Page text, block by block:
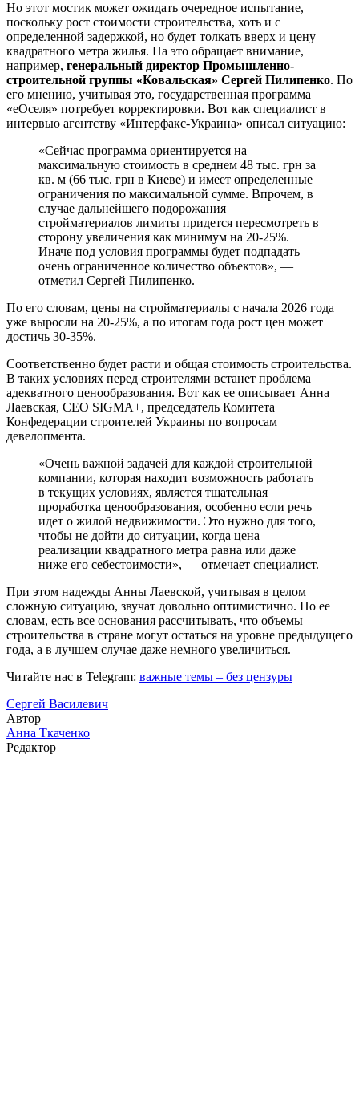
Но этот мостик может ожидать очередное испытание,
поскольку рост стоимости строительства, хоть и с
определенной задержкой, но будет толкать вверх и цену
квадратного метра жилья. На это обращает внимание,
например, генеральный директор Промышленно-
строительной группы «Ковальская» Сергей Пилипенко. По
его мнению, учитывая это, государственная программа
«еОселя» потребует корректировки. Вот как специалист в
интервью агентству «Интерфакс-Украина» описал ситуацию:
«Сейчас программа ориентируется на
максимальную стоимость в среднем 48 тыс. грн за
кв. м (66 тыс. грн в Киеве) и имеет определенные
ограничения по максимальной сумме. Впрочем, в
случае дальнейшего подорожания
стройматериалов лимиты придется пересмотреть в
сторону увеличения как минимум на 20-25%.
Иначе под условия программы будет подпадать
очень ограниченное количество объектов», —
отметил Сергей Пилипенко.
По его словам, цены на стройматериалы с начала 2026 года
уже выросли на 20-25%, а по итогам года рост цен может
достичь 30-35%.
Соответственно будет расти и общая стоимость строительства.
В таких условиях перед строителями встанет проблема
адекватного ценообразования. Вот как ее описывает Анна
Лаевская, СЕО SIGMA+, председатель Комитета
Конфедерации строителей Украины по вопросам
девелопмента.
«Очень важной задачей для каждой строительной
компании, которая находит возможность работать
в текущих условиях, является тщательная
проработка ценообразования, особенно если речь
идет о жилой недвижимости. Это нужно для того,
чтобы не дойти до ситуации, когда цена
реализации квадратного метра равна или даже
ниже его себестоимости», — отмечает специалист.
При этом надежды Анны Лаевской, учитывая в целом
сложную ситуацию, звучат довольно оптимистично. По ее
словам, есть все основания рассчитывать, что объемы
строительства в стране могут остаться на уровне предыдущего
года, а в лучшем случае даже немного увеличиться.
Читайте нас в Telegram: важные темы – без цензуры
Сергей Василевич
Автор
Анна Ткаченко
Редактор